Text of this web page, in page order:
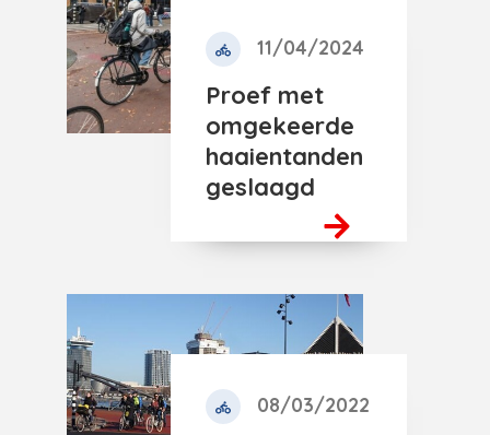
11/04/2024
Proef met
omgekeerde
haaientanden
geslaagd
08/03/2022